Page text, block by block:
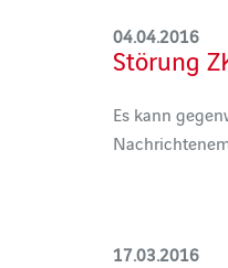
04.04.2016
Störung
Es kann
17.03.2016